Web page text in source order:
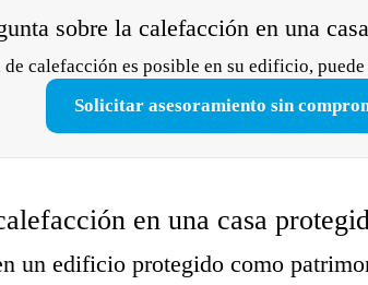
sobre la calefacción en una
calefacción es posible en su edificio,
Solicitar asesoramiento sin
en una casa
un edificio protegido como